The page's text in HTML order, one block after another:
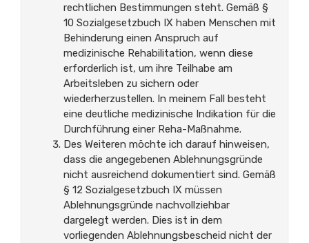
rechtlichen Bestimmungen steht. Gemäß §
10 Sozialgesetzbuch IX haben Menschen mit
Behinderung einen Anspruch auf
medizinische Rehabilitation, wenn diese
erforderlich ist, um ihre Teilhabe am
Arbeitsleben zu sichern oder
wiederherzustellen. In meinem Fall besteht
eine deutliche medizinische Indikation für die
Durchführung einer Reha-Maßnahme.
Des Weiteren möchte ich darauf hinweisen,
dass die angegebenen Ablehnungsgründe
nicht ausreichend dokumentiert sind. Gemäß
§ 12 Sozialgesetzbuch IX müssen
Ablehnungsgründe nachvollziehbar
dargelegt werden. Dies ist in dem
vorliegenden Ablehnungsbescheid nicht der